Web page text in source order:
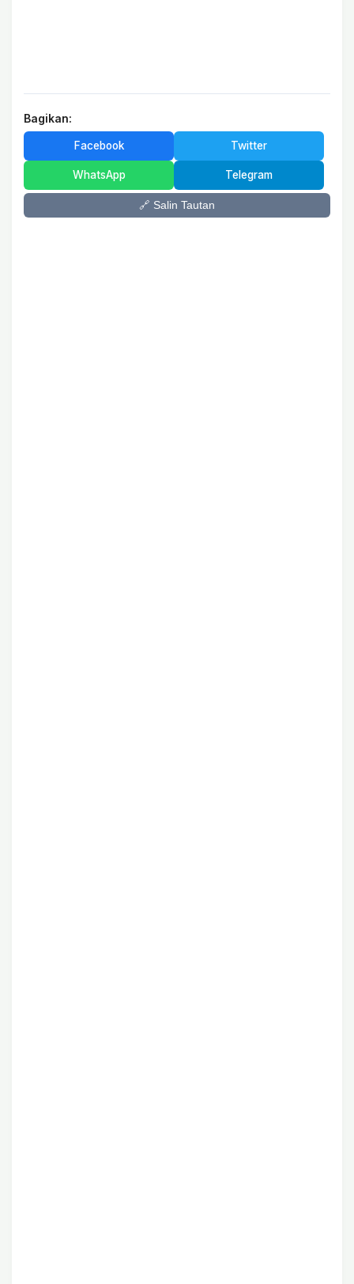
Bagikan:
Facebook Twitter
WhatsApp Telegram
🔗 Salin Tautan